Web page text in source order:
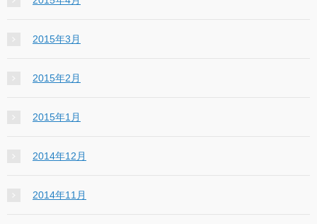
2015年3月
2015年2月
2015年1月
2014年12月
2014年11月